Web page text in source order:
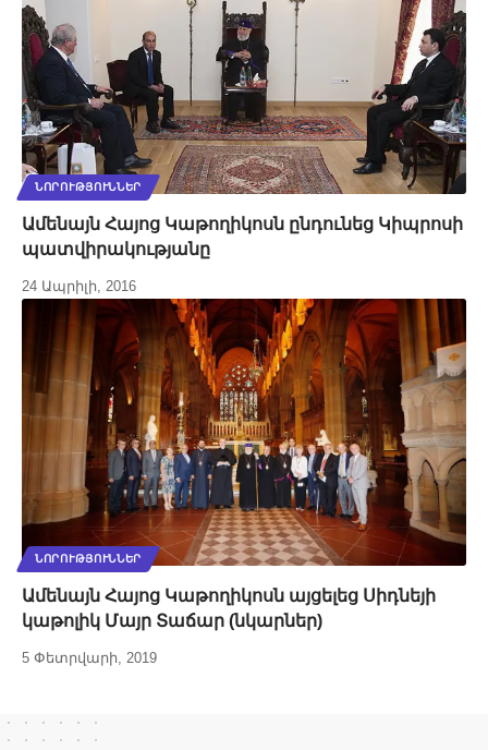
ՆՈՐՈՒԹՅՈՒՆՆԵՐ
Ամենայն Հայոց Կաթողիկոսն ընդունեց Կիպրոսի
պատվիրակությանը
24 Ապրիլի, 2016
ՆՈՐՈՒԹՅՈՒՆՆԵՐ
Ամենայն Հայոց Կաթողիկոսն այցելեց Սիդնեյի
կաթոլիկ Մայր Տաճար (նկարներ)
5 Փետրվարի, 2019